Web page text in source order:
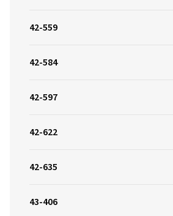
42-559
42-584
42-597
42-622
42-635
43-406